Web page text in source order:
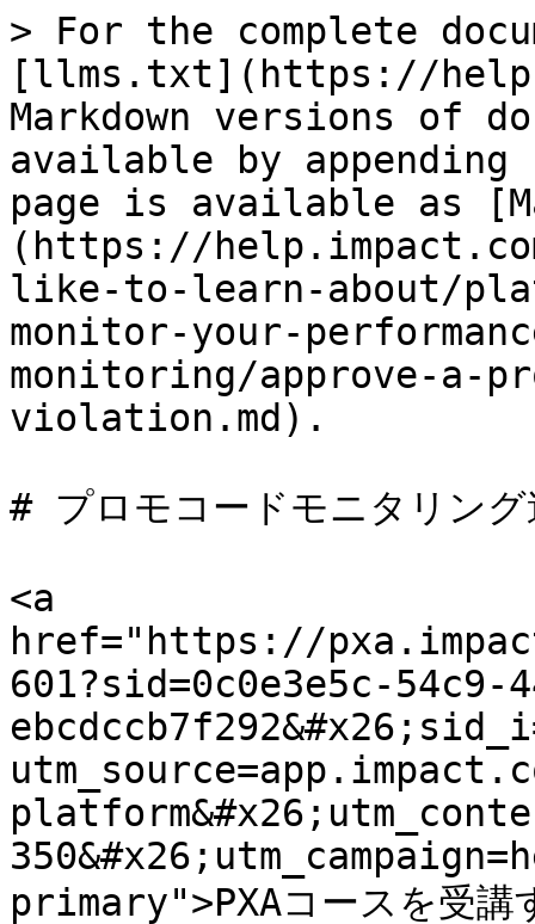
> For the complete
[llms.txt](https://
Markdown versions of
available by
page is available as
(https://
like-to-learn-about/
monitor-your-
monitoring/approve-a-
violation.md).
# プロモコードモニタリング
<a
href="https://
601?sid=0c0e3e5c-54c9-
primary">PXAコースを受講